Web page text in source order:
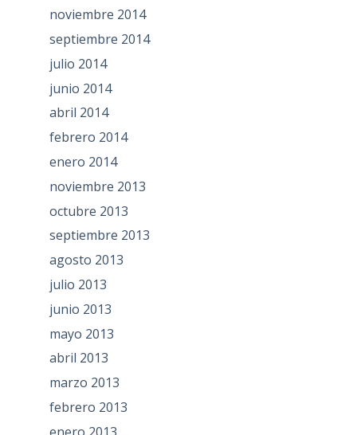
noviembre 2014
septiembre 2014
julio 2014
junio 2014
abril 2014
febrero 2014
enero 2014
noviembre 2013
octubre 2013
septiembre 2013
agosto 2013
julio 2013
junio 2013
mayo 2013
abril 2013
marzo 2013
febrero 2013